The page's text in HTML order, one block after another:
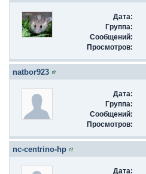
Дата:
Группа:
Сообщений:
Просмотров:
natbor923
Дата:
Группа:
Сообщений:
Просмотров:
nc-centrino-hp
Дата: